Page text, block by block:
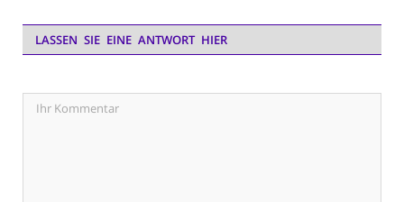
LASSEN SIE EINE ANTWORT HIER